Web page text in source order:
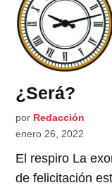
¿Será?
por Redacción
enero 26, 2022
El respiro La
de felicitación